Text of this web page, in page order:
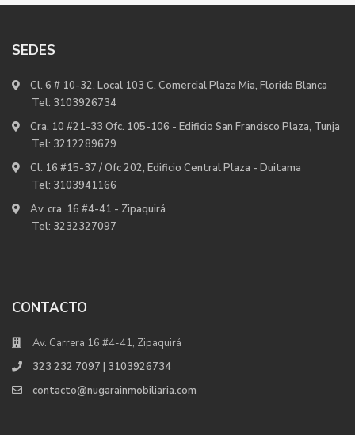
SEDES
Cl. 6 # 10-32, Local 103 C. Comercial Plaza Mia, Florida Blanca
Tel: 3103926734
Cra. 10 #21-33 Ofc. 105-106 - Edificio San Francisco Plaza, Tunja
Tel: 3212289679
Cl. 16 #15-37 / Ofc 202, Edificio Central Plaza - Duitama
Tel: 3103941166
Av. cra. 16 #4-41 - Zipaquirá
Tel: 3232327097
CONTACTO
Av. Carrera 16 #4-41, Zipaquirá
323 232 7097 | 3103926734
contacto@nugarainmobiliaria.com